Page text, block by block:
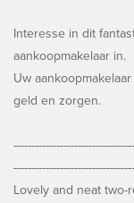
Interesse in dit
aankoopmakelaar in.
Uw
geld en zorgen.
Lovely and neat